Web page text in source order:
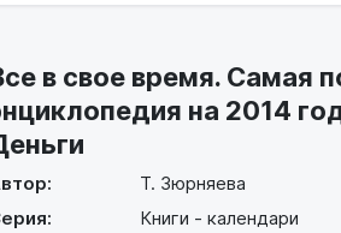
в свое время. Самая
на 2014
Т. Зюрняева
Книги - календари